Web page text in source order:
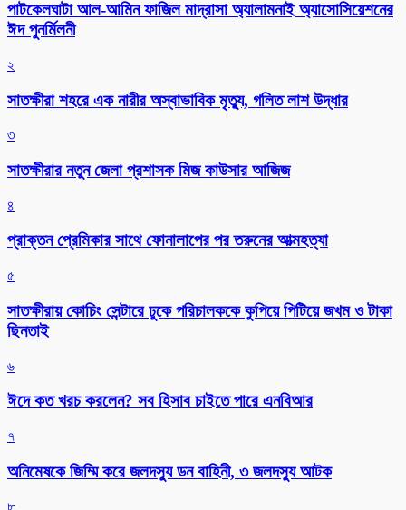
পাটকেলঘাটা আল-আমিন ফাজিল মাদ্রাসা অ্যালামনাই অ্যাসোসিয়েশনের
ঈদ পুনর্মিলনী
২
সাতক্ষীরা শহরে এক নারীর অস্বাভাবিক মৃত্যু, গলিত লাশ উদ্ধার
৩
সাতক্ষীরার নতুন জেলা প্রশাসক মিজ কাউসার আজিজ
৪
প্রাক্তন প্রেমিকার সাথে ফোনালাপের পর তরুনের আত্মহত্যা
৫
সাতক্ষীরায় কোচিং সেন্টারে ঢুকে পরিচালককে কুপিয়ে পিটিয়ে জখম ও টাকা
ছিনতাই
৬
ঈদে কত খরচ করলেন? সব হিসাব চাইতে পারে এনবিআর
৭
অনিমেষকে জিম্মি করে জলদস্যু ডন বাহিনী, ৩ জলদস্যু আটক
৮